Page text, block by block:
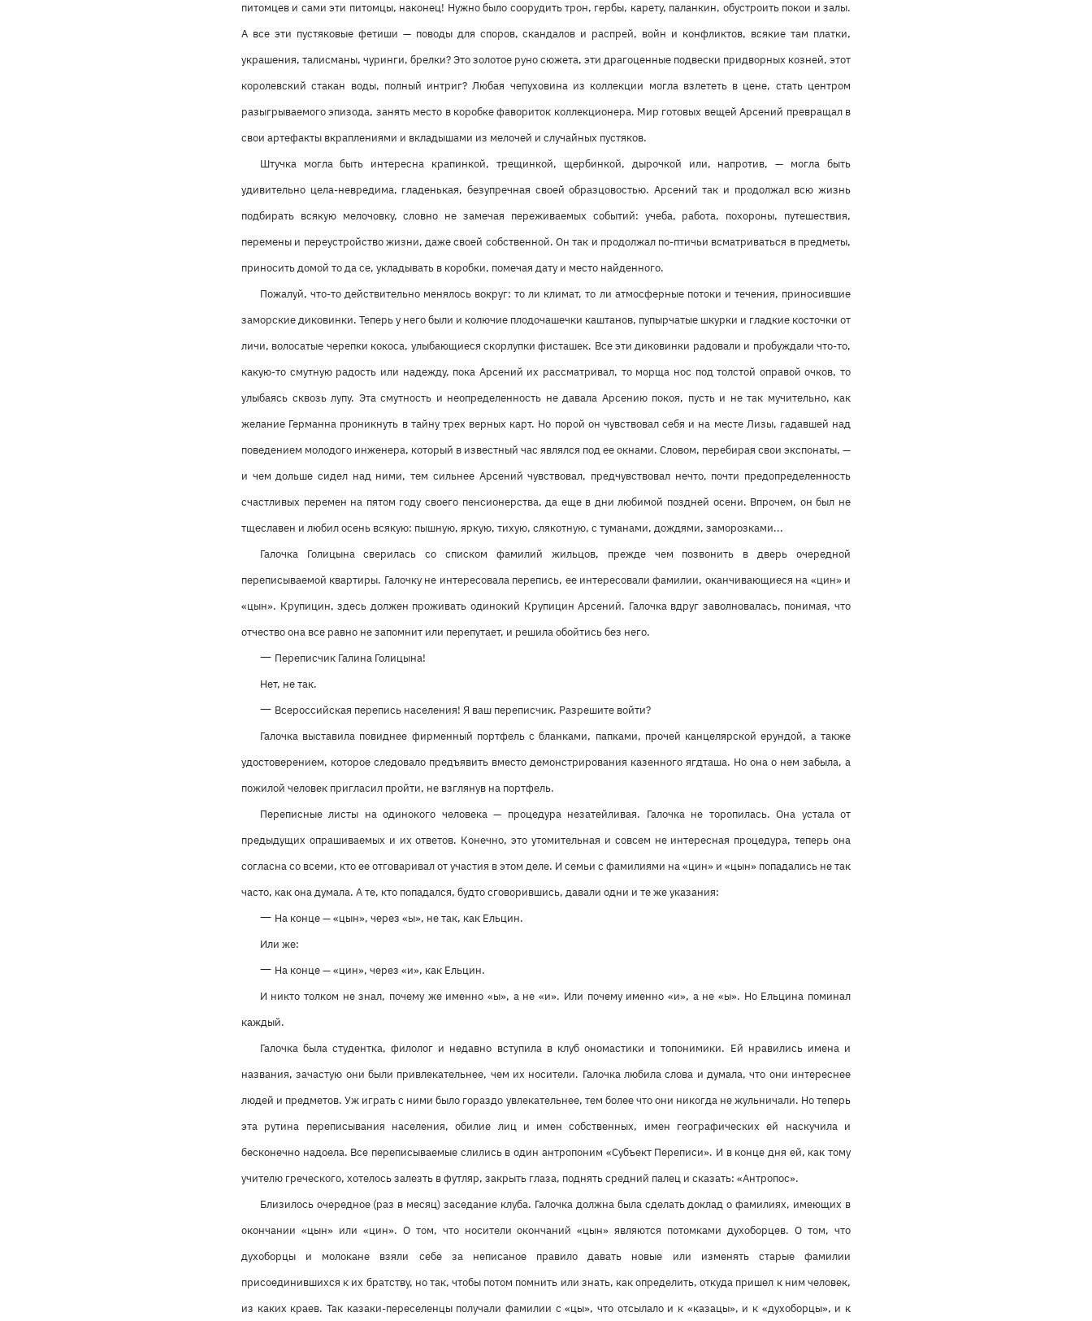
питомцев и сами эти питомцы, наконец! Нужно было соорудить трон, гербы, карету, паланкин, обустроить покои и залы.
А все эти пустяковые фетиши — поводы для споров, скандалов и распрей, войн и конфликтов, всякие там платки,
украшения, талисманы, чуринги, брелки? Это золотое руно сюжета, эти драгоценные подвески придворных козней, этот
королевский стакан воды, полный интриг? Любая чепуховина из коллекции могла взлететь в цене, стать центром
разыгрываемого эпизода, занять место в коробке фавориток коллекционера. Мир готовых вещей Арсений превращал в
свои артефакты вкраплениями и вкладышами из мелочей и случайных пустяков.
Штучка могла быть интересна крапинкой, трещинкой, щербинкой, дырочкой или, напротив, — могла быть
удивительно цела-невредима, гладенькая, безупречная своей образцовостью. Арсений так и продолжал всю жизнь
подбирать всякую мелочовку, словно не замечая переживаемых событий: учеба, работа, похороны, путешествия,
перемены и переустройство жизни, даже своей собственной. Он так и продолжал по-птичьи всматриваться в предметы,
приносить домой то да се, укладывать в коробки, помечая дату и место найденного.
Пожалуй, что-то действительно менялось вокруг: то ли климат, то ли атмосферные потоки и течения, приносившие
заморские диковинки. Теперь у него были и колючие плодочашечки каштанов, пупырчатые шкурки и гладкие косточки от
личи, волосатые черепки кокоса, улыбающиеся скорлупки фисташек. Все эти диковинки радовали и пробуждали что-то,
какую-то смутную радость или надежду, пока Арсений их рассматривал, то морща нос под толстой оправой очков, то
улыбаясь сквозь лупу. Эта смутность и неопределенность не давала Арсению покоя, пусть и не так мучительно, как
желание Германна проникнуть в тайну трех верных карт. Но порой он чувствовал себя и на месте Лизы, гадавшей над
поведением молодого инженера, который в известный час являлся под ее окнами. Словом, перебирая свои экспонаты, —
и чем дольше сидел над ними, тем сильнее Арсений чувствовал, предчувствовал нечто, почти предопределенность
счастливых перемен на пятом году своего пенсионерства, да еще в дни любимой поздней осени. Впрочем, он был не
тщеславен и любил осень всякую: пышную, яркую, тихую, слякотную, с туманами, дождями, заморозками...
Галочка Голицына сверилась со списком фамилий жильцов, прежде чем позвонить в дверь очередной
переписываемой квартиры. Галочку не интересовала перепись, ее интересовали фамилии, оканчивающиеся на «цин» и
«цын». Крупицин, здесь должен проживать одинокий Крупицин Арсений. Галочка вдруг заволновалась, понимая, что
отчество она все равно не запомнит или перепутает, и решила обойтись без него.
— Переписчик Галина Голицына!
Нет, не так.
— Всероссийская перепись населения! Я ваш переписчик. Разрешите войти?
Галочка выставила повиднее фирменный портфель с бланками, папками, прочей канцелярской ерундой, а также
удостоверением, которое следовало предъявить вместо демонстрирования казенного ягдташа. Но она о нем забыла, а
пожилой человек пригласил пройти, не взглянув на портфель.
Переписные листы на одинокого человека — процедура незатейливая. Галочка не торопилась. Она устала от
предыдущих опрашиваемых и их ответов. Конечно, это утомительная и совсем не интересная процедура, теперь она
согласна со всеми, кто ее отговаривал от участия в этом деле. И семьи с фамилиями на «цин» и «цын» попадались не так
часто, как она думала. А те, кто попадался, будто сговорившись, давали одни и те же указания:
— На конце — «цын», через «ы», не так, как Ельцин.
Или же:
— На конце — «цин», через «и», как Ельцин.
И никто толком не знал, почему же именно «ы», а не «и». Или почему именно «и», а не «ы». Но Ельцина поминал
каждый.
Галочка была студентка, филолог и недавно вступила в клуб ономастики и топонимики. Ей нравились имена и
названия, зачастую они были привлекательнее, чем их носители. Галочка любила слова и думала, что они интереснее
людей и предметов. Уж играть с ними было гораздо увлекательнее, тем более что они никогда не жульничали. Но теперь
эта рутина переписывания населения, обилие лиц и имен собственных, имен географических ей наскучила и
бесконечно надоела. Все переписываемые слились в один антропоним «Субъект Переписи». И в конце дня ей, как тому
учителю греческого, хотелось залезть в футляр, закрыть глаза, поднять средний палец и сказать: «Антропос».
Близилось очередное (раз в месяц) заседание клуба. Галочка должна была сделать доклад о фамилиях, имеющих в
окончании «цын» или «цин». О том, что носители окончаний «цын» являются потомками духоборцев. О том, что
духоборцы и молокане взяли себе за неписаное правило давать новые или изменять старые фамилии
присоединившихся к их братству, но так, чтобы потом помнить или знать, как определить, откуда пришел к ним человек,
из каких краев. Так казаки-переселенцы получали фамилии с «цы», что отсылало и к «казацы», и к «духоборцы», и к